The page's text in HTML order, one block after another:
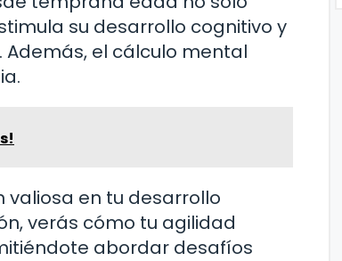
su desarrollo cognitivo y
el cálculo mental
valiosa en tu desarrollo
verás cómo tu agilidad
abordar desafíos